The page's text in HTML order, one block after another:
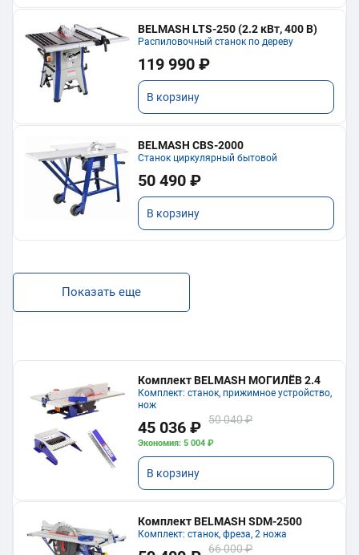
BELMASH LTS-250 (2.2 кВт, 400 В)
Распиловочный станок по дереву
119 990 ₽
В корзину
BELMASH CBS-2000
Станок циркулярный бытовой
50 490 ₽
В корзину
Показать еще
Комплект BELMASH МОГИЛЁВ 2.4
Комплект: станок, прижимное устройство,
нож
45 036 ₽ 50 040 ₽
Экономия: 5 004 ₽
В корзину
Комплект BELMASH SDM-2500
Комплект: станок, фреза, 2 ножа
66 000 ₽